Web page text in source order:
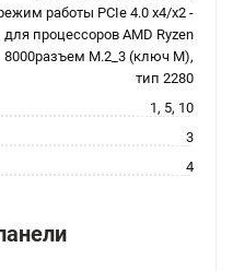
работы PCIe 4.0 x4/x2 -
для процессоров AMD Ryzen
8000разъем M.2_3 (ключ M),
тип 2280
1, 5, 10
3
4